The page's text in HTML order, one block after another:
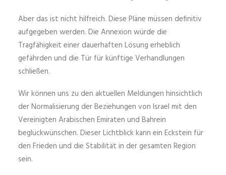
Aber das ist nicht hilfreich. Diese Pläne müssen definitiv
aufgegeben werden. Die Annexion würde die
Tragfähigkeit einer dauerhaften Lösung erheblich
gefährden und die Tür für künftige Verhandlungen
schließen.
Wir können uns zu den aktuellen Meldungen hinsichtlich
der Normalisierung der Beziehungen von Israel mit den
Vereinigten Arabischen Emiraten und Bahrein
beglückwünschen. Dieser Lichtblick kann ein Eckstein für
den Frieden und die Stabilität in der gesamten Region
sein.